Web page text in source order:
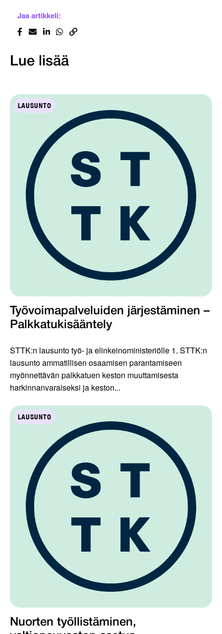
Jaa artikkeli:
Lue lisää
LAUSUNTO
Työvoimapalveluiden järjestäminen –
Palkkatukisääntely
STTK:n lausunto työ- ja elinkeinoministeriölle 1. STTK:n
lausunto ammatillisen osaamisen parantamiseen
myönnettävän palkkatuen keston muuttamisesta
harkinnanvaraiseksi ja keston...
LAUSUNTO
Nuorten työllistäminen,